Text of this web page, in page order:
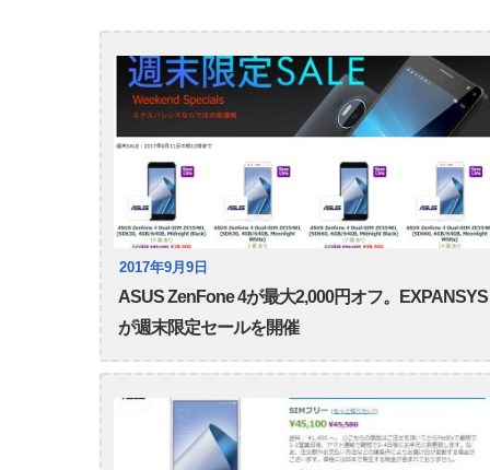
2017年9月9日
ASUS ZenFone 4が最大2,000円オフ。EXPANSYS
が週末限定セールを開催